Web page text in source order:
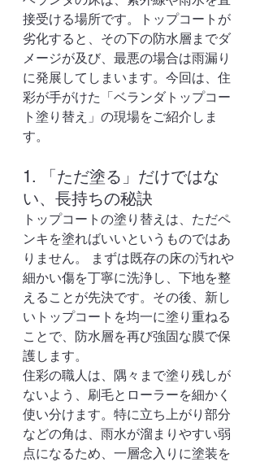
接受ける場所です。トップコートが
劣化すると、その下の防水層までダ
メージが及び、最悪の場合は雨漏り
に発展してしまいます。今回は、住
彩が手がけた「ベランダトップコー
ト塗り替え」の現場をご紹介しま
す。
1. 「ただ塗る」だけではな
い、長持ちの秘訣
トップコートの塗り替えは、ただペ
ンキを塗ればいいというものではあ
りません。 まずは既存の床の汚れや
細かい傷を丁寧に洗浄し、下地を整
えることが先決です。その後、新し
いトップコートを均一に塗り重ねる
ことで、防水層を再び強固な膜で保
護します。
住彩の職人は、隅々まで塗り残しが
ないよう、刷毛とローラーを細かく
使い分けます。特に立ち上がり部分
などの角は、雨水が溜まりやすい弱
点になるため、一層念入りに塗装を